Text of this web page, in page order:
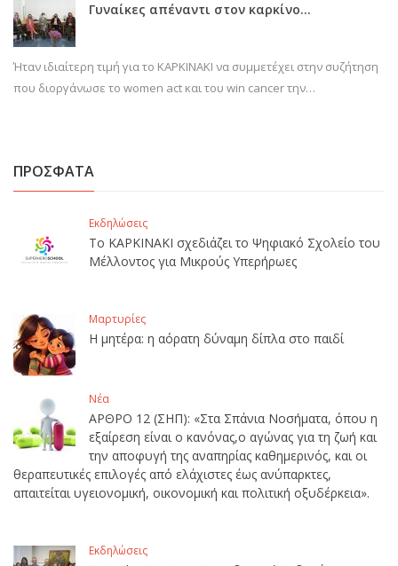
Γυναίκες απέναντι στον καρκίνο…
Ήταν ιδιαίτερη τιμή για το ΚΑΡΚΙΝΑΚΙ να συμμετέχει στην συζήτηση
που διοργάνωσε το women act και του win cancer την…
ΠΡΟΣΦΑΤΑ
Εκδηλώσεις
Το ΚΑΡΚΙΝΑΚΙ σχεδιάζει το Ψηφιακό Σχολείο του
Μέλλοντος για Μικρούς Υπερήρωες
Μαρτυρίες
Η μητέρα: η αόρατη δύναμη δίπλα στο παιδί
Νέα
ΑΡΘΡΟ 12 (ΣΗΠ): «Στα Σπάνια Νοσήματα, όπου η
εξαίρεση είναι ο κανόνας,ο αγώνας για τη ζωή και
την αποφυγή της αναπηρίας καθημερινός, και οι
θεραπευτικές επιλογές από ελάχιστες έως ανύπαρκτες,
απαιτείται υγειονομική, οικονομική και πολιτική οξυδέρκεια».
Εκδηλώσεις